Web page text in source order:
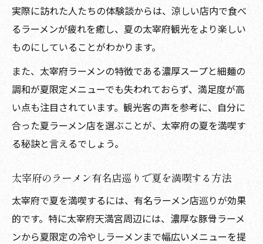
実際に訪れた人たちの体験談からは、涼しい店内で食べ
るラーメンが疲れを癒し、夏の太宰府観光をより楽しい
ものにしていることがわかります。
また、太宰府ラーメンの特徴である濃厚スープと細麺の
調和が夏限定メニューでも失われておらず、満足度が高
い点も注目されています。観光客の声を参考に、自分に
合った夏ラーメン店を選ぶことが、太宰府の夏を満喫す
る秘訣と言えるでしょう。
太宰府のラーメン有名店巡りで夏を満喫する方法
太宰府で夏を満喫するには、有名ラーメン店巡りが効果
的です。特に太宰府天満宮周辺には、濃厚な豚骨ラーメ
ンから夏限定の冷やしラーメンまで幅広いメニューを提